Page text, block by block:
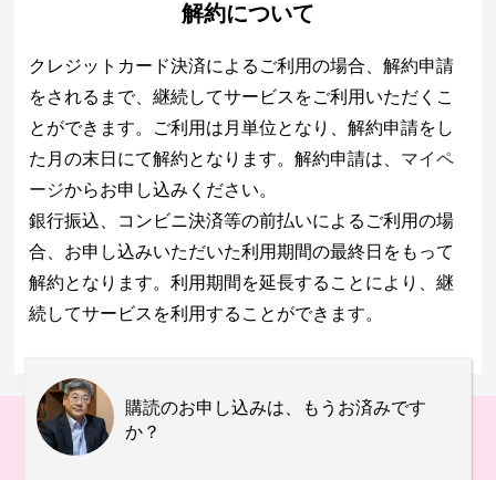
解約について
クレジットカード決済によるご利用の場合、解約申請
をされるまで、継続してサービスをご利用いただくこ
とができます。ご利用は月単位となり、解約申請をし
た月の末日にて解約となります。解約申請は、 マイペ
ージからお申し込みください。
銀行振込、コンビニ決済等の前払いによるご利用の場
合、お申し込みいただいた利用期間の最終日をもって
解約となります。利用期間を延長することにより、継
続してサービスを利用することができます。
購読のお申し込みは、もうお済みです
か？